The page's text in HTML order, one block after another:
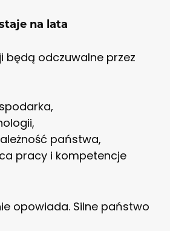
na lata
będą odczuwalne przez
państwa,
pracy i kompetencje
opowiada. Silne państwo